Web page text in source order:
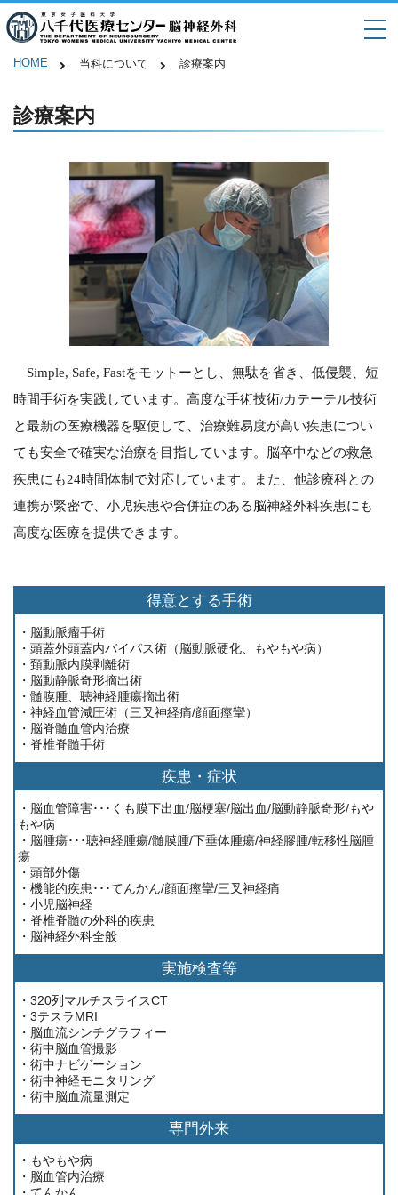
HOME 当科について 診療案内
診療案内
Simple, Safe, Fastをモットーとし、無駄を省き、低侵襲、短
時間手術を実践しています。高度な手術技術/カテーテル技術
と最新の医療機器を駆使して、治療難易度が高い疾患につい
ても安全で確実な治療を目指しています。脳卒中などの救急
疾患にも24時間体制で対応しています。また、他診療科との
連携が緊密で、小児疾患や合併症のある脳神経外科疾患にも
高度な医療を提供できます。
得意とする手術
・脳動脈瘤手術
・頭蓋外頭蓋内バイパス術（脳動脈硬化、もやもや病）
・頚動脈内膜剥離術
・脳動静脈奇形摘出術
・髄膜腫、聴神経腫瘍摘出術
・神経血管減圧術（三叉神経痛/顔面痙攣）
・脳脊髄血管内治療
・脊椎脊髄手術
疾患・症状
・脳血管障害･･･くも膜下出血/脳梗塞/脳出血/脳動静脈奇形/もや
もや病
・脳腫瘍･･･聴神経腫瘍/髄膜腫/下垂体腫瘍/神経膠腫/転移性脳腫
瘍
・頭部外傷
・機能的疾患･･･てんかん/顔面痙攣/三叉神経痛
・小児脳神経
・脊椎脊髄の外科的疾患
・脳神経外科全般
実施検査等
・320列マルチスライスCT
・3テスラMRI
・脳血流シンチグラフィー
・術中脳血管撮影
・術中ナビゲーション
・術中神経モニタリング
・術中脳血流量測定
専門外来
・もやもや病
・脳血管内治療